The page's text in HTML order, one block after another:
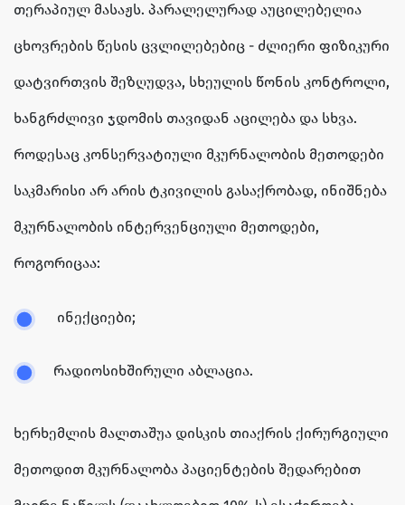
თერაპიულ მასაჟს. პარალელურად აუცილებელია
ცხოვრების წესის ცვლილებებიც - ძლიერი ფიზიკური
დატვირთვის შეზღუდვა, სხეულის წონის კონტროლი,
ხანგრძლივი ჯდომის თავიდან აცილება და სხვა.
როდესაც კონსერვატიული მკურნალობის მეთოდები
საკმარისი არ არის ტკივილის გასაქრობად, ინიშნება
მკურნალობის ინტერვენციული მეთოდები,
როგორიცაა:
ინექციები;
რადიოსიხშირული აბლაცია.
ხერხემლის მალთაშუა დისკის თიაქრის ქირურგიული
მეთოდით მკურნალობა პაციენტების შედარებით